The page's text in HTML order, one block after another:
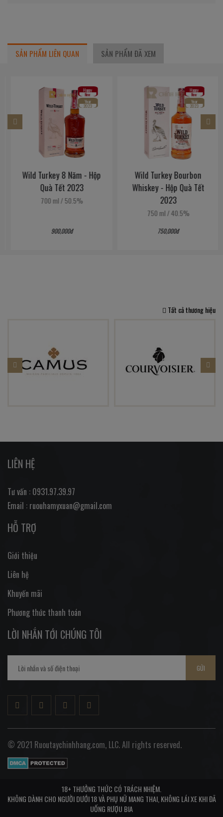
SẢN PHẨM LIÊN QUAN SẢN PHẨM ĐÃ XEM
Happy
New
Year
2023
Wild Turkey 8 Năm - Hộp
Quà Tết 2023
700 ml/ 50.5%
900,000đ
Happy
New
Year
2023
Wild Turkey Bourbon
Whiskey - Hộp Quà Tết
2023
750 ml/ 40.5%
750,000đ
Tất cả thương hiệu
LIÊN HỆ
Tư vấn : 0931.97.39.97
Email : ruouhamyxuan@gmail.com
HỖ TRỢ
Giới thiệu
Liên hệ
Khuyến mãi
Phương thức thanh toán
LỜI NHẮN TỚI CHÚNG TÔI
GỬI
© 2021 Ruoutaychinhhang.com, LLC. All rights reserved.
18+ THƯỞNG THỨC CÓ TRÁCH NHIỆM.
KHÔNG DÀNH CHO NGƯỜI DƯỚI 18 VÀ PHỤ NỮ MANG THAI, KHÔNG LÁI XE KHI ĐÃ
UỐNG RƯỢU BIA